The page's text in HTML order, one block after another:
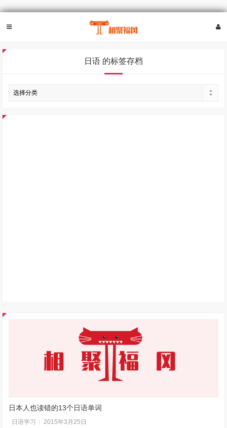
日语 的标签存档
日本人也读错的13个日语单词
日语学习
2015年3月25日